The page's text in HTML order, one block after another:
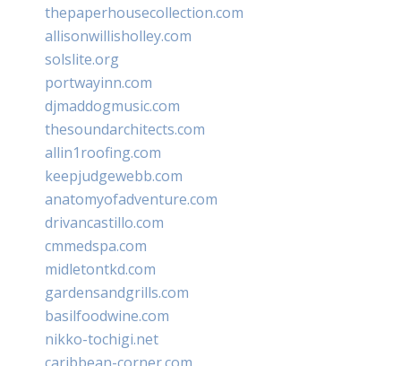
thepaperhousecollection.com
allisonwillisholley.com
solslite.org
portwayinn.com
djmaddogmusic.com
thesoundarchitects.com
allin1roofing.com
keepjudgewebb.com
anatomyofadventure.com
drivancastillo.com
cmmedspa.com
midletontkd.com
gardensandgrills.com
basilfoodwine.com
nikko-tochigi.net